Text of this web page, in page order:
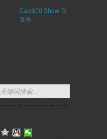
Calc100 Show 百
算秀